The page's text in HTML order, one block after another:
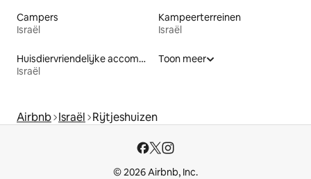
Campers
Israël
Kampeerterreinen
Israël
Huisdiervriendelijke accommodaties
Israël
Toon meer
Airbnb Israël Rijtjeshuizen
© 2026 Airbnb, Inc.